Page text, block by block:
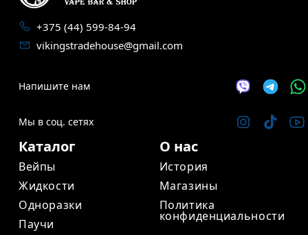
+375 (44) 599-84-94
vikingstradehouse@gmail.com
Напишите нам
Мы в соц. сетях
Каталог
Вейпы
Жидкости
Одноразки
Паучи
О нас
История
Магазины
Политика
конфиденциальности